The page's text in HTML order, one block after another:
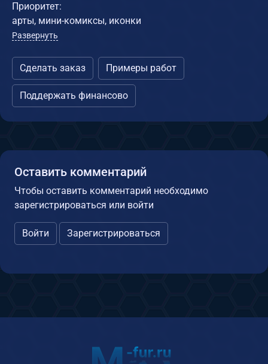
Приоритет:
арты, мини-комиксы, иконки
Развернуть
Сделать заказ Примеры работ
Поддержать финансово
Оставить комментарий
Чтобы оставить комментарий необходимо
зарегистрироваться или войти
Войти Зарегистрироваться